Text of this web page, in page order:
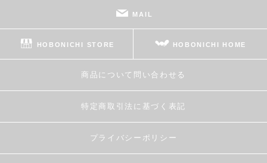
MAIL
HOBONICHI STORE HOBONICHI HOME
商品について問い合わせる
特定商取引法に基づく表記
プライバシーポリシー